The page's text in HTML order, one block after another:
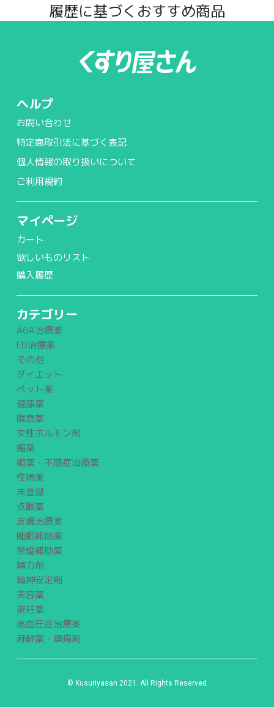
履歴に基づくおすすめ商品
ヘルプ
お問い合わせ
特定商取引法に基づく表記
個人情報の取り扱いについて
ご利用規約
マイページ
カート
欲しいものリスト
購入履歴
カテゴリー
AGA治療薬
ED治療薬
その他
ダイエット
ペット薬
健康薬
喘息薬
女性ホルモン剤
媚薬
媚薬・不感症治療薬
性病薬
未登録
点眼薬
皮膚治療薬
睡眠補助薬
禁煙補助薬
精力剤
精神安定剤
美容薬
避妊薬
高血圧症治療薬
麻酔薬・鎮痛剤
© Kusuriyasan 2021. All Rights Reserved